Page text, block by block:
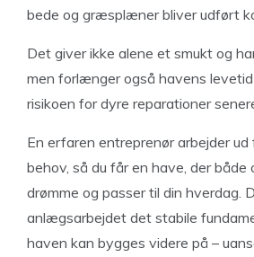
bede og græsplæner bliver udført
Det giver ikke alene et smukt og
men forlænger også havens
risikoen for dyre reparationer
En erfaren entreprenør arbejder ud
behov, så du får en have, der både
drømme og passer til din hverdag.
anlægsarbejdet det stabile
haven kan bygges videre på –